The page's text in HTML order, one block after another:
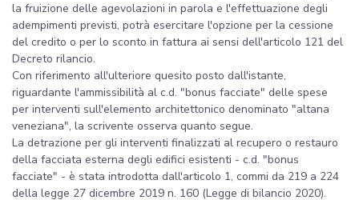
la fruizione delle agevolazioni in parola e l'effettuazione degli
adempimenti previsti, potrà esercitare l'opzione per la cessione
del credito o per lo sconto in fattura ai sensi dell'articolo 121 del
Decreto rilancio.
Con riferimento all'ulteriore quesito posto dall'istante,
riguardante l'ammissibilità al c.d. "bonus facciate" delle spese
per interventi sull'elemento architettonico denominato "altana
veneziana", la scrivente osserva quanto segue.
La detrazione per gli interventi finalizzati al recupero o restauro
della facciata esterna degli edifici esistenti - c.d. "bonus
facciate" - è stata introdotta dall'articolo 1, commi da 219 a 224
della legge 27 dicembre 2019 n. 160 (Legge di bilancio 2020).